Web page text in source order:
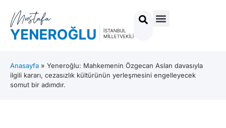
Anasayfa » Yeneroğlu: Mahkemenin Özgecan Aslan davasıyla
ilgili kararı, cezasızlık kültürünün yerleşmesini engelleyecek
somut bir adımdır.